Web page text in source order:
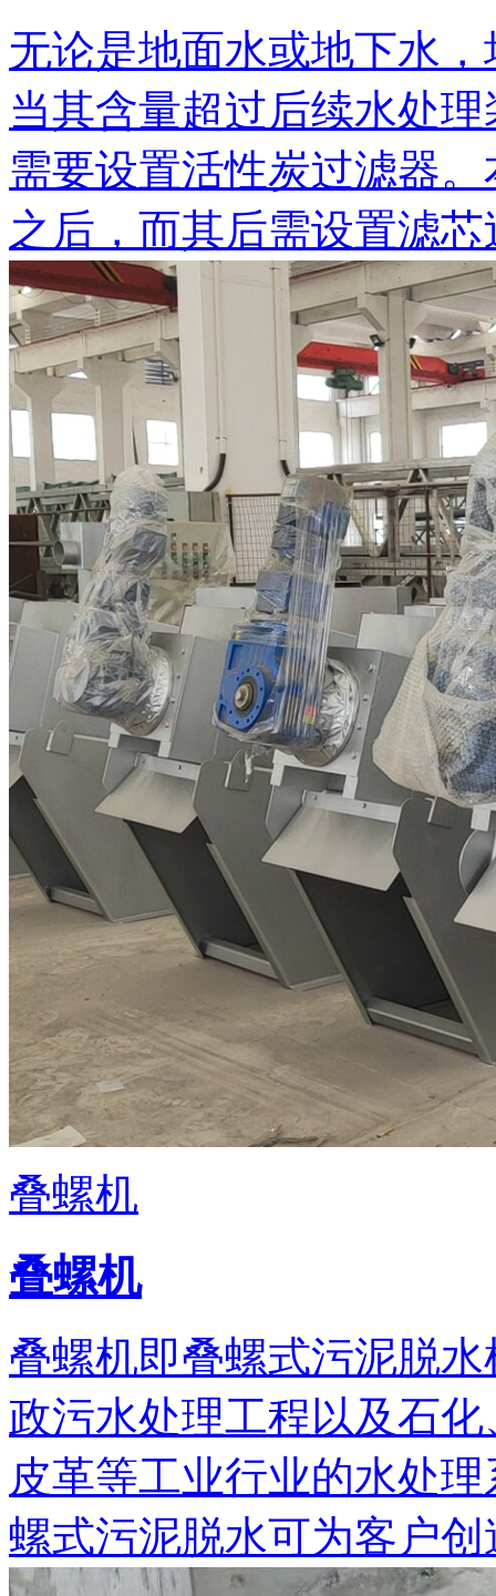
无论是地面水或地下水
当其含量超过后续水处
需要设置活性炭过滤器
之后，而其后需设置滤芯
叠螺机
叠螺机
叠螺机即叠螺式污泥脱
政污水处理工程以及石
皮革等工业行业的水处
螺式污泥脱水可为客户创